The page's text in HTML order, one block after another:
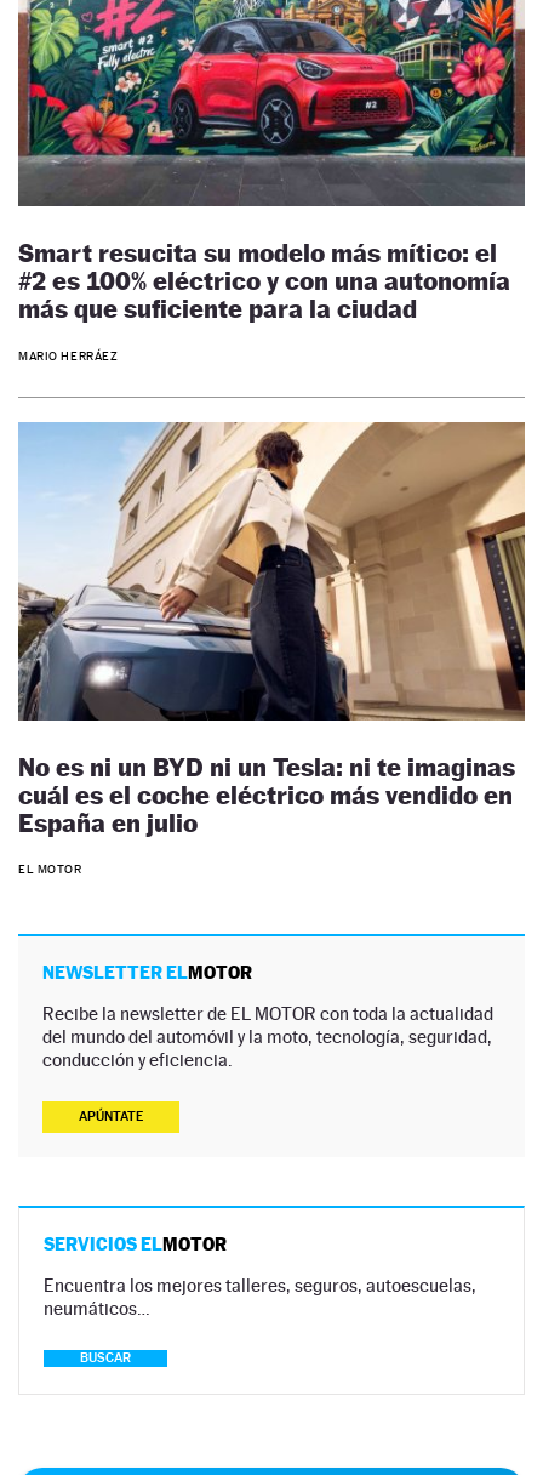
Smart resucita su modelo más mítico: el
#2 es 100% eléctrico y con una autonomía
más que suficiente para la ciudad
MARIO HERRÁEZ
No es ni un BYD ni un Tesla: ni te imaginas
cuál es el coche eléctrico más vendido en
España en julio
EL MOTOR
NEWSLETTER ELMOTOR
Recibe la newsletter de EL MOTOR con toda la actualidad
del mundo del automóvil y la moto, tecnología, seguridad,
conducción y eficiencia.
APÚNTATE
SERVICIOS ELMOTOR
Encuentra los mejores talleres, seguros, autoescuelas,
neumáticos…
BUSCAR